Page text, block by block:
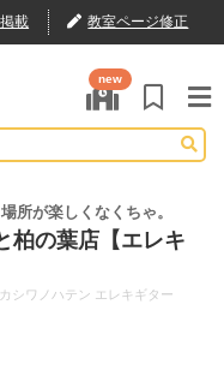
載 教室ページ修正
new
所が楽しくなくちゃ。
柏の葉店【エレキ
シワノハテン エレキギター